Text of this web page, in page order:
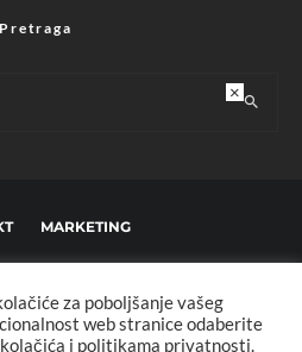
Pretraga
MARKETING
O NAMA
za poboljšanje vašeg
web stranice odaberite
i politikama privatnosti.
×